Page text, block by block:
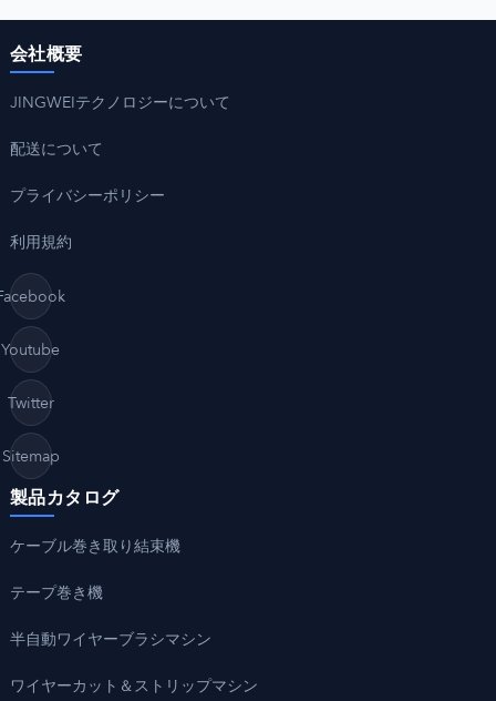
会社概要
JINGWEIテクノロジーについて
配送について
プライバシーポリシー
利用規約
Youtube
Twitter
Sitemap
製品カタログ
ケーブル巻き取り結束機
テープ巻き機
半自動ワイヤーブラシマシン
ワイヤーカット＆ストリップマシン